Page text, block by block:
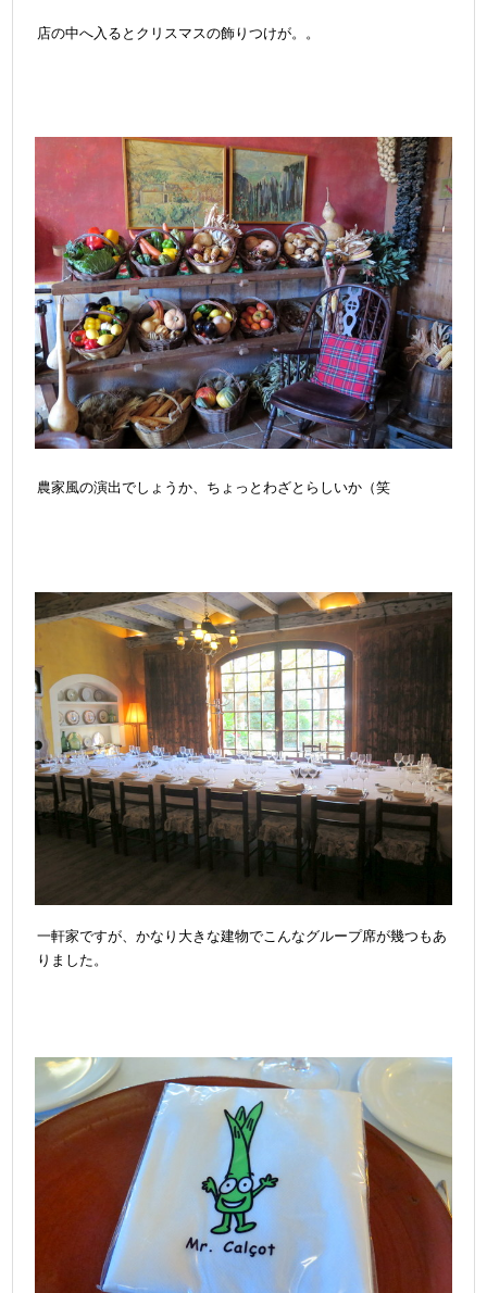
店の中へ入るとクリスマスの飾りつけが。。
農家風の演出でしょうか、ちょっとわざとらしいか（笑
一軒家ですが、かなり大きな建物でこんなグループ席が幾つもあ
りました。